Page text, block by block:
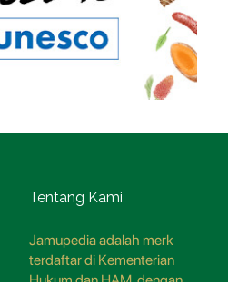
Tentang Kami
Jamupedia adalah merk
terdaftar di Kementerian
Hukum dan HAM, dengan